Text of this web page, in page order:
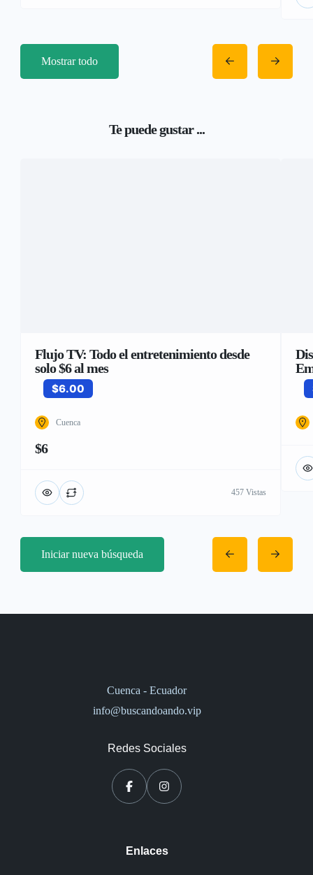
Mostrar todo
Te puede gustar ...
Flujo TV: Todo el entretenimiento desde
solo $6 al mes
$6.00
Cuenca
$6
457 Vistas
Iniciar nueva búsqueda
Cuenca - Ecuador
info@buscandoando.vip
Redes Sociales
Enlaces